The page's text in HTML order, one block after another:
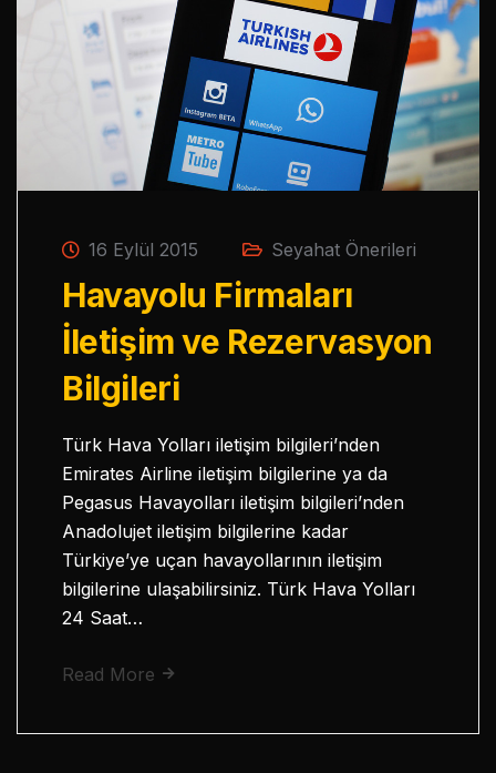
16 Eylül 2015 Seyahat Önerileri
Havayolu Firmaları
İletişim ve Rezervasyon
Bilgileri
Türk Hava Yolları iletişim bilgileri’nden
Emirates Airline iletişim bilgilerine ya da
Pegasus Havayolları iletişim bilgileri’nden
Anadolujet iletişim bilgilerine kadar
Türkiye’ye uçan havayollarının iletişim
bilgilerine ulaşabilirsiniz. Türk Hava Yolları
24 Saat…
Read More